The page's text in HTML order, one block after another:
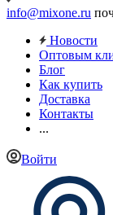
info@mixone.ru
Новости
Оптовым
Блог
Как купить
Доставка
Контакты
...
Войти